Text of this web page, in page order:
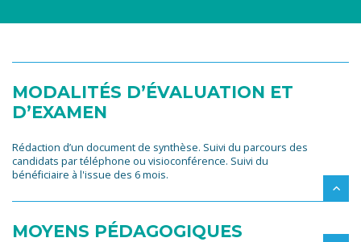
MODALITÉS D’ÉVALUATION ET
D’EXAMEN
Rédaction d’un document de synthèse. Suivi du parcours des
candidats par téléphone ou visioconférence. Suivi du
bénéficiaire à l'issue des 6 mois.
MOYENS PÉDAGOGIQUES